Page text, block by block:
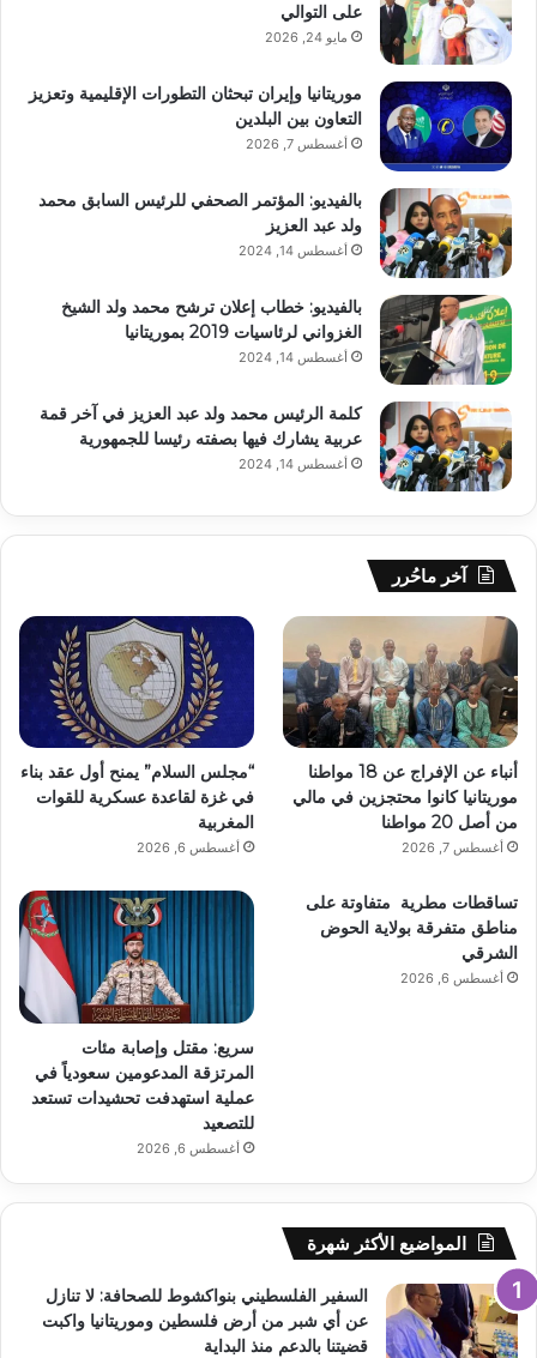
على التوالي
مايو 24, 2026
موريتانيا وإيران تبحثان التطورات الإقليمية وتعزيز
التعاون بين البلدين
أغسطس 7, 2026
بالفيديو: المؤتمر الصحفي للرئيس السابق محمد
ولد عبد العزيز
أغسطس 14, 2024
بالفيديو: خطاب إعلان ترشح محمد ولد الشيخ
الغزواني لرئاسيات 2019 بموريتانيا
أغسطس 14, 2024
كلمة الرئيس محمد ولد عبد العزيز في آخر قمة
عربية يشارك فيها بصفته رئيسا للجمهورية
أغسطس 14, 2024
آخر ماحُرر
أنباء عن الإفراج عن 18 مواطنا
موريتانيا كانوا محتجزين في مالي
من أصل 20 مواطنا
أغسطس 7, 2026
“مجلس السلام” يمنح أول عقد بناء
في غزة لقاعدة عسكرية للقوات
المغربية
أغسطس 6, 2026
تساقطات مطرية متفاوتة على
مناطق متفرقة بولاية الحوض
الشرقي
أغسطس 6, 2026
سريع: مقتل وإصابة مئات
المرتزقة المدعومين سعودياً في
عملية استهدفت تحشيدات تستعد
للتصعيد
أغسطس 6, 2026
المواضيع الأكثر شهرة
السفير الفلسطيني بنواكشوط للصحافة: لا تنازل
عن أي شبر من أرض فلسطين وموريتانيا واكبت
قضيتنا بالدعم منذ البداية